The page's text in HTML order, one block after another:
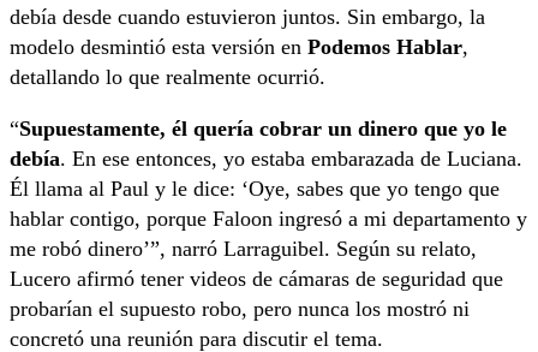
debía desde cuando estuvieron juntos. Sin embargo, la
modelo desmintió esta versión en Podemos Hablar,
detallando lo que realmente ocurrió.
“Supuestamente, él quería cobrar un dinero que yo le
debía. En ese entonces, yo estaba embarazada de Luciana.
Él llama al Paul y le dice: ‘Oye, sabes que yo tengo que
hablar contigo, porque Faloon ingresó a mi departamento y
me robó dinero’”, narró Larraguibel. Según su relato,
Lucero afirmó tener videos de cámaras de seguridad que
probarían el supuesto robo, pero nunca los mostró ni
concretó una reunión para discutir el tema.